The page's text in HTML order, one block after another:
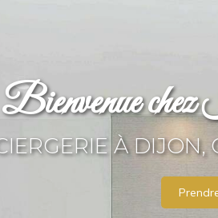
Bienvenue
À